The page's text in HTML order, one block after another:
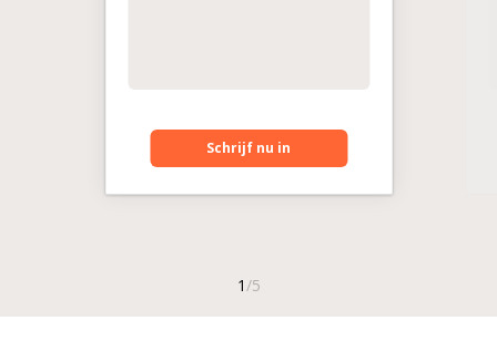
Schrijf nu in